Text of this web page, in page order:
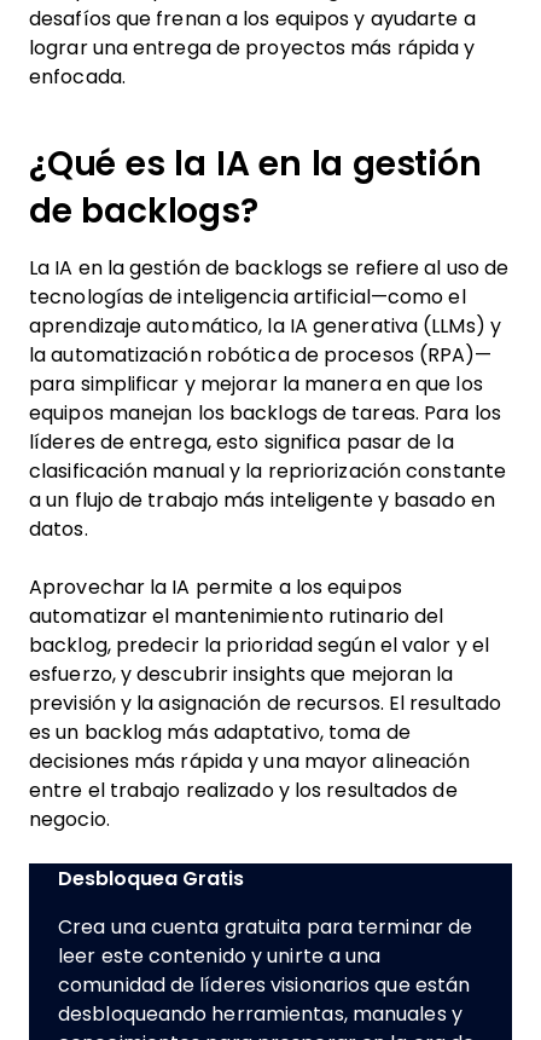
desafíos que frenan a los equipos y ayudarte a
lograr una entrega de proyectos más rápida y
enfocada.
¿Qué es la IA en la gestión
de backlogs?
La IA en la gestión de backlogs se refiere al uso de
tecnologías de inteligencia artificial—como el
aprendizaje automático, la IA generativa (LLMs) y
la automatización robótica de procesos (RPA)—
para simplificar y mejorar la manera en que los
equipos manejan los backlogs de tareas. Para los
líderes de entrega, esto significa pasar de la
clasificación manual y la repriorización constante
a un flujo de trabajo más inteligente y basado en
datos.
Aprovechar la IA permite a los equipos
automatizar el mantenimiento rutinario del
backlog, predecir la prioridad según el valor y el
esfuerzo, y descubrir insights que mejoran la
previsión y la asignación de recursos. El resultado
es un backlog más adaptativo, toma de
decisiones más rápida y una mayor alineación
entre el trabajo realizado y los resultados de
negocio.
Desbloquea Gratis
Crea una cuenta gratuita para terminar de
leer este contenido y unirte a una
comunidad de líderes visionarios que están
desbloqueando herramientas, manuales y